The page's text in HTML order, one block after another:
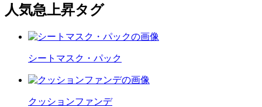
人気急上昇タグ
シートマスク・パック
クッションファンデ